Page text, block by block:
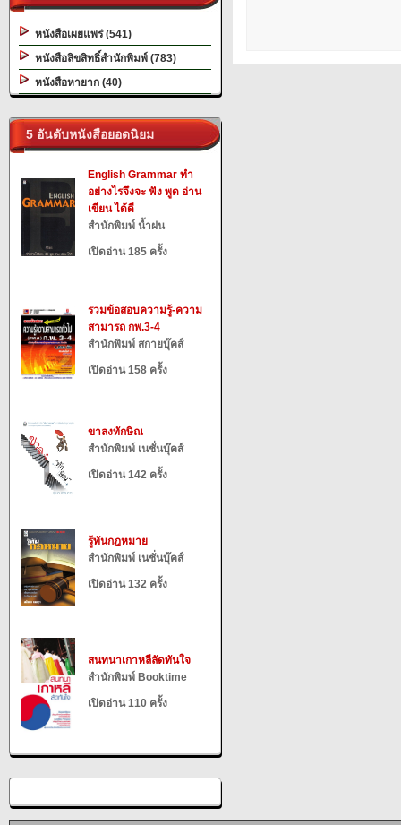
หนังสือเผยแพร่ (541)
หนังสือลิขสิทธิ์สำนักพิมพ์ (783)
หนังสือหายาก (40)
5 อันดับหนังสือยอดนิยม
English Grammar ทำ
อย่างไรจึงจะ ฟัง พูด อ่าน
เขียน ได้ดี
สำนักพิมพ์ น้ำฝน
เปิดอ่าน 185 ครั้ง
รวมข้อสอบความรู้-ความ
สามารถ กพ.3-4
สำนักพิมพ์ สกายบุ๊คส์
เปิดอ่าน 158 ครั้ง
ขาลงทักษิณ
สำนักพิมพ์ เนชั่นบุ๊คส์
เปิดอ่าน 142 ครั้ง
รู้ทันกฎหมาย
สำนักพิมพ์ เนชั่นบุ๊คส์
เปิดอ่าน 132 ครั้ง
สนทนาเกาหลีลัดทันใจ
สำนักพิมพ์ Booktime
เปิดอ่าน 110 ครั้ง